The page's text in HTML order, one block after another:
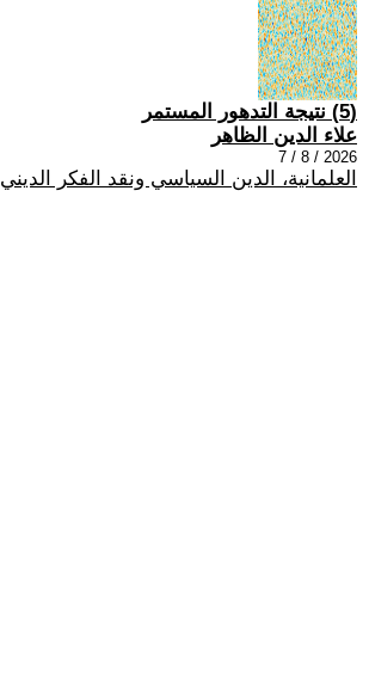
(5) نتيجة التدهور المستمر
علاء الدين الظاهر
2026 / 8 / 7
العلمانية، الدين السياسي ونقد الفكر الديني